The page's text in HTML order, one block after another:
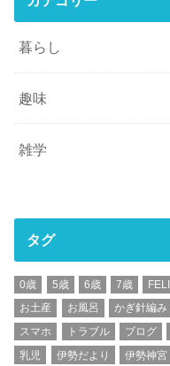
暮らし
趣味
雑学
タグ
0歳 5歳 6歳 7歳
お土産
お風呂 かぎ針編み
スマホ
トラブル ブログ
乳児
伊勢だより 伊勢神宮